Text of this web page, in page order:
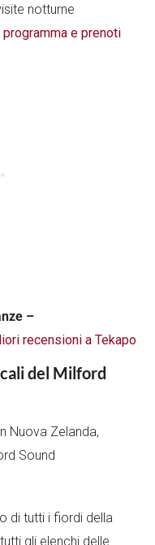
notturne
e prenoti
–
recensioni a Tekapo
del Milford
di tutti i fiordi della
gli elenchi delle